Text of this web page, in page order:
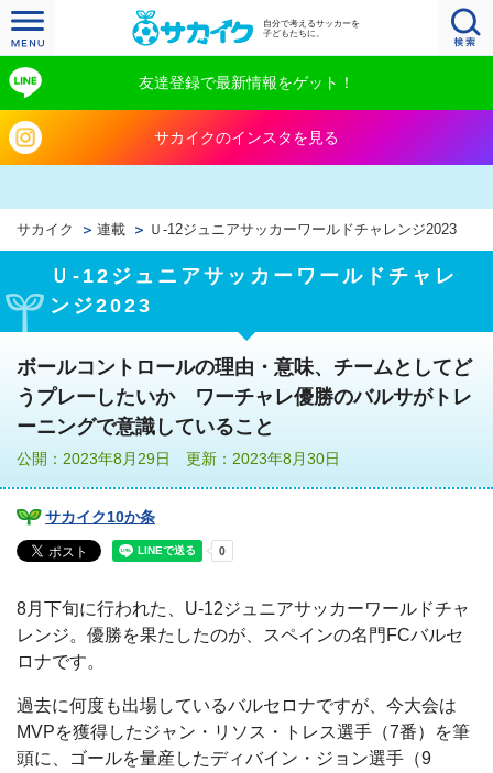
自分で考えるサッカーを
子どもたちに。
友達登録で最新情報をゲット！
サカイクのインスタを見る
サカイク 連載 Ｕ‐12ジュニアサッカーワールドチャレンジ2023
Ｕ‐12ジュニアサッカーワールドチャレ
ンジ2023
ボールコントロールの理由・意味、チームとしてど
うプレーしたいか ワーチャレ優勝のバルサがトレ
ーニングで意識していること
公開：2023年8月29日 更新：2023年8月30日
サカイク10か条
8月下旬に行われた、U-12ジュニアサッカーワールドチャ
レンジ。優勝を果たしたのが、スペインの名門FCバルセ
ロナです。
過去に何度も出場しているバルセロナですが、今大会は
MVPを獲得したジャン・リソス・トレス選手（7番）を筆
頭に、ゴールを量産したディバイン・ジョン選手（9